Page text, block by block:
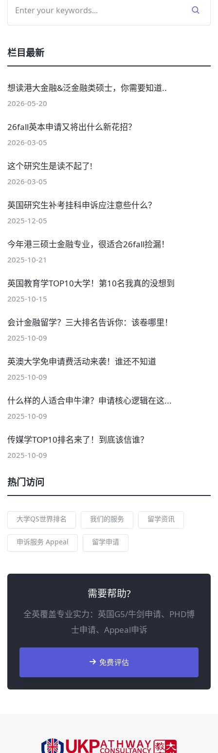
栏目最新
想读港大金融&泛金融类硕士，你需要知道..
2026-05-20
26fall英本申请又将出什么新花招？
2026-03-05
这个研究生是读不起了!
2026-03-05
英国研究生补考挂科申诉应注意些什么？
2025-12-05
今年港三硕士金融专业，很适合26fall捡漏！
2025-10-21
英国教育学TOP10大学！第10名我真的没想到
2025-10-15
会计金融留学？三大排名告诉你：该卷哪里！
2025-10-09
英澳大学免申请费活动来袭！谁还不知道
2025-10-09
什么样的人适合申牛津？申请核心逻辑在这...
2025-10-09
传媒学TOP10排名来了！到底该信谁？
2025-10-09
热门访问
大学QS世界排名 我们的服务 留学资讯
申诉服务 Appeal 留学申请
需要帮助?
全英覆盖专业实力：英国G5/牛剑申请、PHD博
士申请、Appeal申诉
免费评估